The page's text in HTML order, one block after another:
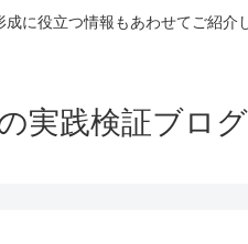
に役立つ情報もあわせてご紹介
実践検証ブログ